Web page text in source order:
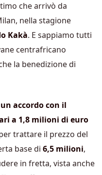
che arrivò da
nella stagione
Kakà. E sappiamo tutti
centrafricano
la benedizione di
un accordo con il
a 1,8 milioni di euro
trattare il prezzo del
base di 6,5 milioni,
in fretta, vista anche